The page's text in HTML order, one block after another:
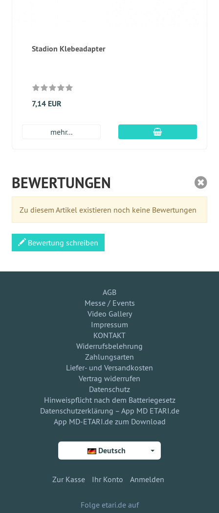
Stadion Klebeadapter
7,14 EUR
mehr... In den
BEWERTUNGEN
Zu diesem Artikel existieren noch keine Bewertungen
Bewertung schreiben
AGB
Messe / Events
Video Gallery
Impressum
KONTAKT
Widerrufsbelehrung
Zahlungsarten
Liefer- und Versandkosten
Vertrag widerrufen
Datenschutz
Hinweispflicht nach dem Batteriegesetz
Datenschutzerklärung – App MD ETARI.de
App MD-ETARI.de zum Download
Deutsch
Zur Kasse Ihr Konto Anmelden
Folge etari.de auf